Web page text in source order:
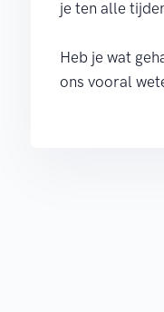
je ten alle
Heb je wat
ons vooral